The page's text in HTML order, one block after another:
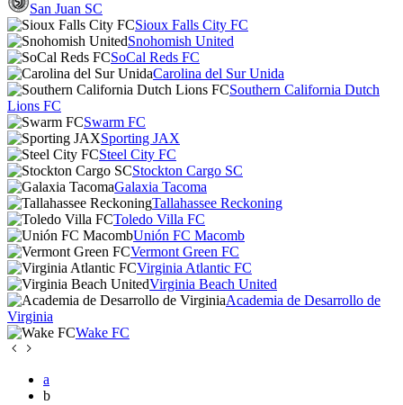
San Juan SC
Sioux Falls City FC
Snohomish United
SoCal Reds FC
Carolina del Sur Unida
Southern California Dutch
Lions FC
Swarm FC
Sporting JAX
Steel City FC
Stockton Cargo SC
Galaxia Tacoma
Tallahassee Reckoning
Toledo Villa FC
Unión FC Macomb
Vermont Green FC
Virginia Atlantic FC
Virginia Beach United
Academia de Desarrollo de
Virginia
Wake FC
a
b